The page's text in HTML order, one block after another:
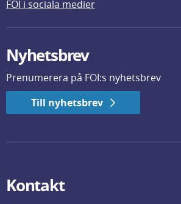
FOI i sociala medier
Nyhetsbrev
Prenumerera på FOI:s nyhetsbrev
Till nyhetsbrev
Kontakt